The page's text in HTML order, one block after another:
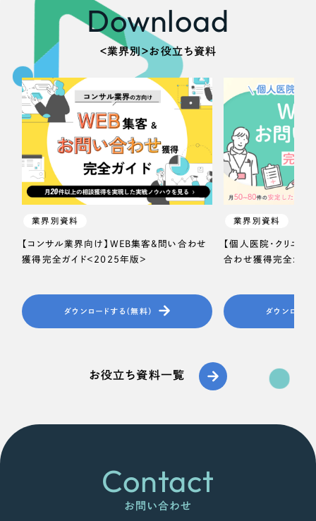
Download
＜業界別＞お役立ち資料
業界別資料
【コンサル業界向け】WEB集客＆問い合わせ
獲得完全ガイド＜2025年版＞
ダウンロードする（無料）
業界別資料
【個人医院・クリニッ
合わせ獲得完全ガイ
ダウンロード
お役立ち資料一覧
Contact
お問い合わせ